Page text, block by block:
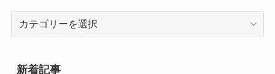
リ
新着記事